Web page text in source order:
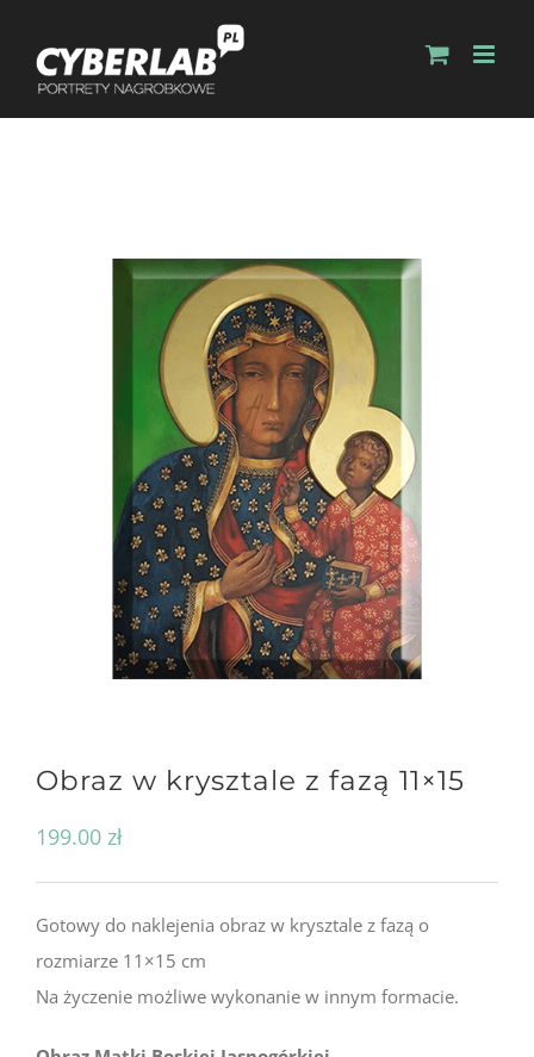
Obraz w krysztale z fazą 11×15
199.00 zł
Gotowy do naklejenia obraz w krysztale z fazą o
rozmiarze 11×15 cm
Na życzenie możliwe wykonanie w innym formacie.